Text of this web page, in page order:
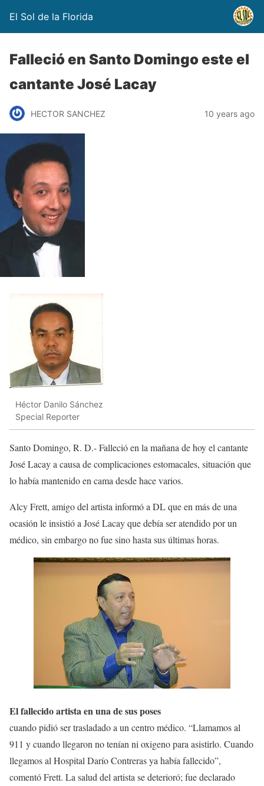
El Sol de la Florida
Falleció en Santo Domingo este el
cantante José Lacay
HECTOR SANCHEZ 10 years ago
Héctor Danilo Sánchez
Special Reporter
Santo Domingo, R. D.- Falleció en la mañana de hoy el cantante
José Lacay a causa de complicaciones estomacales, situación que
lo había mantenido en cama desde hace varios.
Alcy Frett, amigo del artista informó a DL que en más de una
ocasión le insistió a José Lacay que debía ser atendido por un
médico, sin embargo no fue sino hasta sus últimas horas.
El fallecido artista en una de sus poses
cuando pidió ser trasladado a un centro médico. “Llamamos al
911 y cuando llegaron no tenían ni oxigeno para asistirlo. Cuando
llegamos al Hospital Darío Contreras ya había fallecido”,
comentó Frett. La salud del artista se deterioró; fue declarado